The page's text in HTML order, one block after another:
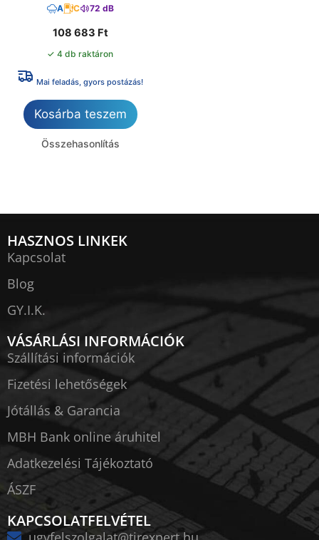
A C 72 dB
108 683 Ft
✓ 4 db raktáron
Mai feladás, gyors postázás!
Kosárba teszem
Összehasonlítás
HASZNOS LINKEK
Kapcsolat
Blog
GY.I.K.
VÁSÁRLÁSI INFORMÁCIÓK
Szállítási információk
Fizetési lehetőségek
Jótállás & Garancia
MBH Bank online áruhitel
Adatkezelési Tájékoztató
ÁSZF
KAPCSOLATFELVÉTEL